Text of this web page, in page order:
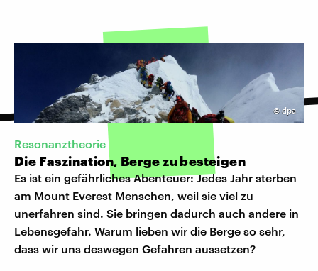
© dpa
Resonanztheorie
Die Faszination, Berge zu besteigen
Es ist ein gefährliches Abenteuer: Jedes Jahr sterben
am Mount Everest Menschen, weil sie viel zu
unerfahren sind. Sie bringen dadurch auch andere in
Lebensgefahr. Warum lieben wir die Berge so sehr,
dass wir uns deswegen Gefahren aussetzen?